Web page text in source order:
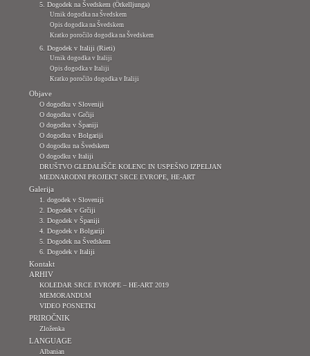
5. Dogodek na Švedskem (Örkelljunga)
Urnik dogodka na Švedskem
Opis dogodka na Švedskem
Kratko poročilo dogodka na Švedskem
6. Dogodek v Italiji (Rieti)
Urnik dogodka v Italiji
Opis dogodka v Italiji
Kratko poročilo dogodka v Italiji
Objave
O dogodku v Sloveniji
O dogodku v Grčiji
O dogodku v Španiji
O dogodku v Bolgariji
O dogodku na Švedskem
O dogodku v Italiji
DRUŠTVO GLEDALIŠČE KOLENC IN USPEŠNO IZPELJAN
MEDNARODNI PROJEKT SRCE EVROPE, HE-ART
Galerija
1. dogodek v Sloveniji
2. Dogodek v Grčiji
3. Dogodek v Španiji
4. Dogodek v Bolgariji
5. Dogodek na Švedskem
6. Dogodek v Italiji
Kontakt
ARHIV
KOLEDAR SRCE EVROPE – HE-ART 2019
MEMORANDUM
VIDEO POSNETKI
PRIROČNIK
Zloženka
LANGUAGE
Albanian